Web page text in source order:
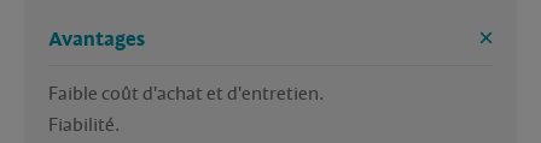
Avantages
Faible coût d'achat et d'entretien.
Fiabilité.